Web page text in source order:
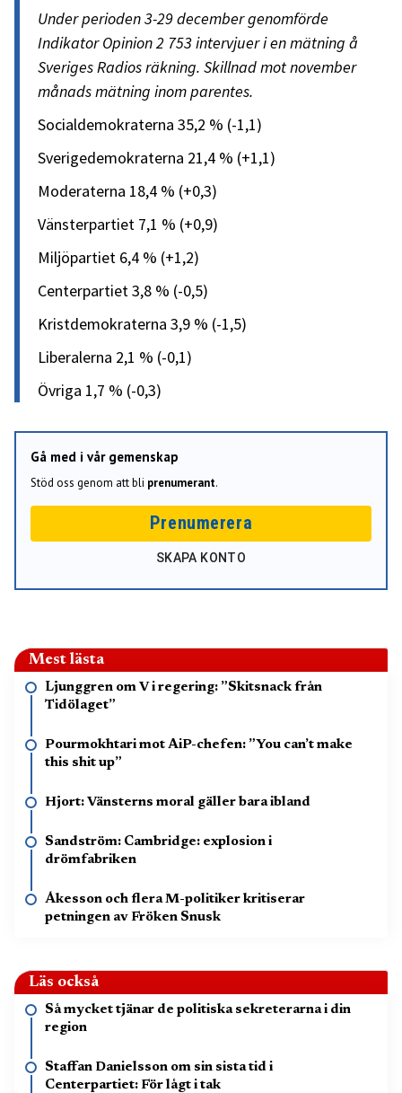
Under perioden 3-29 december genomförde
Indikator Opinion 2 753 intervjuer i en mätning å
Sveriges Radios räkning. Skillnad mot november
månads mätning inom parentes.
Socialdemokraterna 35,2 % (-1,1)
Sverigedemokraterna 21,4 % (+1,1)
Moderaterna 18,4 % (+0,3)
Vänsterpartiet 7,1 % (+0,9)
Miljöpartiet 6,4 % (+1,2)
Centerpartiet 3,8 % (-0,5)
Kristdemokraterna 3,9 % (-1,5)
Liberalerna 2,1 % (-0,1)
Övriga 1,7 % (-0,3)
Gå med i vår gemenskap
Stöd oss genom att bli prenumerant.
Prenumerera
SKAPA KONTO
Mest lästa
Ljunggren om V i regering: ”Skitsnack från
Tidölaget”
Pourmokhtari mot AiP-chefen: ”You can’t make
this shit up”
Hjort: Vänsterns moral gäller bara ibland
Sandström: Cambridge: explosion i
drömfabriken
Åkesson och flera M-politiker kritiserar
petningen av Fröken Snusk
Läs också
Så mycket tjänar de politiska sekreterarna i din
region
Staffan Danielsson om sin sista tid i
Centerpartiet: För lågt i tak